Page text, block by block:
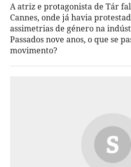
A atriz e protagonista de Tár
Cannes, onde já havia
assimetrias de género na
Passados nove anos, o que se
movimento?